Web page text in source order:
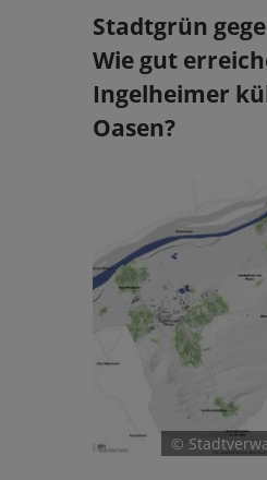
Stadtgrün
Wie gut
Ingelheimer
Oasen?
©